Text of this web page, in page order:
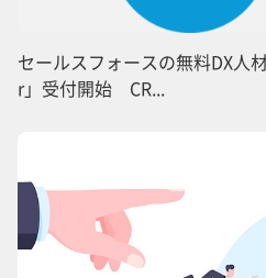
セールスフォースの無料DX人
r」受付開始 CR...